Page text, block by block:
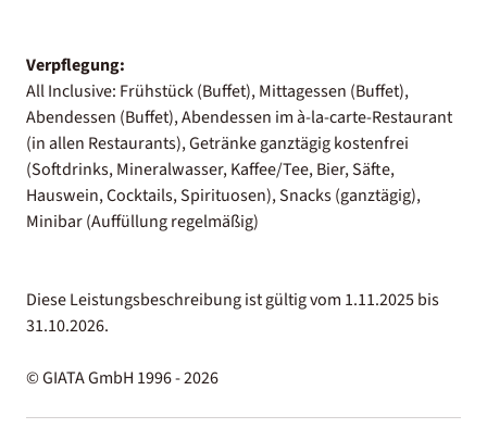
Verpflegung:
All Inclusive: Frühstück (Buffet), Mittagessen (Buffet),
Abendessen (Buffet), Abendessen im à-la-carte-Restaurant
(in allen Restaurants), Getränke ganztägig kostenfrei
(Softdrinks, Mineralwasser, Kaffee/Tee, Bier, Säfte,
Hauswein, Cocktails, Spirituosen), Snacks (ganztägig),
Minibar (Auffüllung regelmäßig)
Diese Leistungsbeschreibung ist gültig vom 1.11.2025 bis
31.10.2026.
© GIATA GmbH 1996 - 2026